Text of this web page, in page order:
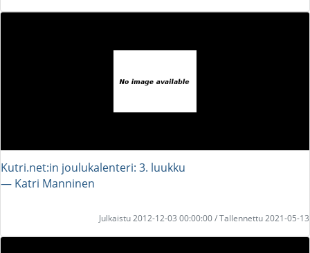
Kutri.net:in joulukalenteri: 3. luukku
― Katri Manninen
Julkaistu 2012-12-03 00:00:00 / Tallennettu 2021-05-13